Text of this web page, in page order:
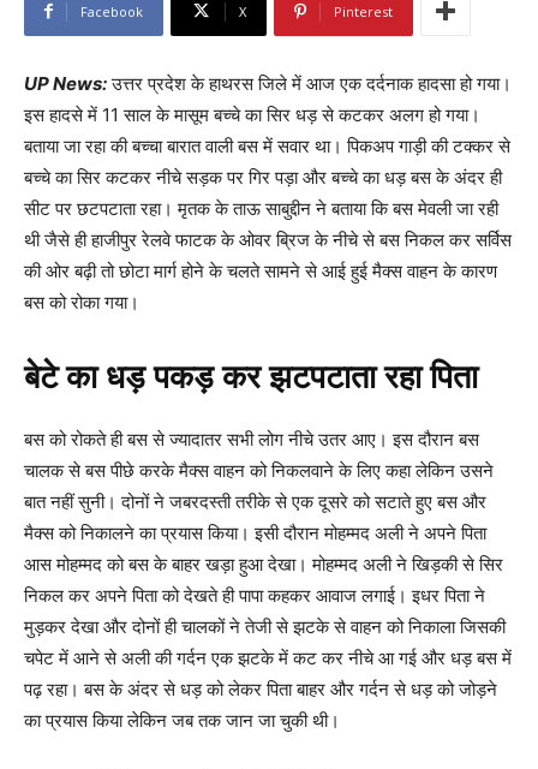
Facebook X Pinterest
UP News:उत्तर प्रदेश के हाथरस जिले में आज एक दर्दनाक हादसा हो गया।
इस हादसे में 11 साल के मासूम बच्चे का सिर धड़ से कटकर अलग हो गया।
बताया जा रहा की बच्चा बारात वाली बस में सवार था। पिकअप गाड़ी की टक्कर से
बच्चे का सिर कटकर नीचे सड़क पर गिर पड़ा और बच्चे का धड़ बस के अंदर ही
सीट पर छटपटाता रहा। मृतक के ताऊ साबुद्दीन ने बताया कि बस मेवली जा रही
थी जैसे ही हाजीपुर रेलवे फाटक के ओवर ब्रिज के नीचे से बस निकल कर सर्विस
की ओर बढ़ी तो छोटा मार्ग होने के चलते सामने से आई हुई मैक्स वाहन के कारण
बस को रोका गया।
बेटे का धड़ पकड़ कर झटपटाता रहा पिता
बस को रोकते ही बस से ज्यादातर सभी लोग नीचे उतर आए। इस दौरान बस
चालक से बस पीछे करके मैक्स वाहन को निकलवाने के लिए कहा लेकिन उसने
बात नहीं सुनी। दोनों ने जबरदस्ती तरीके से एक दूसरे को सटाते हुए बस और
मैक्स को निकालने का प्रयास किया। इसी दौरान मोहम्मद अली ने अपने पिता
आस मोहम्मद को बस के बाहर खड़ा हुआ देखा। मोहम्मद अली ने खिड़की से सिर
निकल कर अपने पिता को देखते ही पापा कहकर आवाज लगाई। इधर पिता ने
मुड़कर देखा और दोनों ही चालकों ने तेजी से झटके से वाहन को निकाला जिसकी
चपेट में आने से अली की गर्दन एक झटके में कट कर नीचे आ गई और धड़ बस में
पढ़ रहा। बस के अंदर से धड़ को लेकर पिता बाहर और गर्दन से धड़ को जोड़ने
का प्रयास किया लेकिन जब तक जान जा चुकी थी।